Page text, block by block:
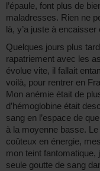
l’épaule, font plus de
maladresses. Rien ne
là, y’a juste à
Quelques jours plus
rapatriement avec les
évolue vite, il fallait
voilà, pour rentrer en
Mon anémie était de
d’hémoglobine était
sang en l’espace de
à la moyenne basse.
coûteux en énergie,
mon teint fantomatique,
seule goutte de sang